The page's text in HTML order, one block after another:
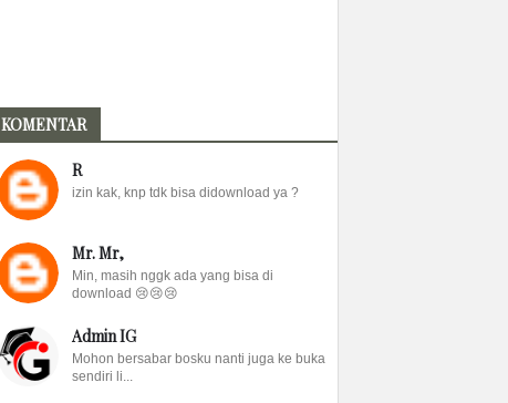
KOMENTAR
R
izin kak, knp tdk bisa didownload ya ?
Mr. Mr,
Min, masih nggk ada yang bisa di
download 😢😢😢
Admin IG
Mohon bersabar bosku nanti juga ke buka
sendiri li...